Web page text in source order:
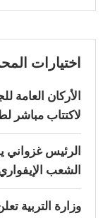
اختيارات
الأركان
لاكتتاب مباشر
الرئيس غزواني
الشعب
وزارة التربية